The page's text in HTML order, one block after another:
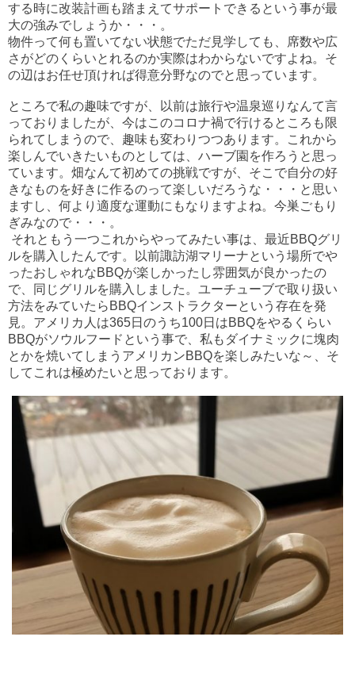
する時に改装計画も踏まえてサポートできるという事が最
大の強みでしょうか・・・。
物件って何も置いてない状態でただ見学しても、席数や広
さがどのくらいとれるのか実際はわからないですよね。そ
の辺はお任せ頂ければ得意分野なのでと思っています。
ところで私の趣味ですが、以前は旅行や温泉巡りなんて言
っておりましたが、今はこのコロナ禍で行けるところも限
られてしまうので、趣味も変わりつつあります。これから
楽しんでいきたいものとしては、ハーブ園を作ろうと思っ
ています。畑なんて初めての挑戦ですが、そこで自分の好
きなものを好きに作るのって楽しいだろうな・・・と思い
ますし、何より適度な運動にもなりますよね。 今巣ごもり
ぎみなので・・・。
それともう一つこれからやってみたい事は、最近BBQグリ
ルを購入したんです。以前諏訪湖マリーナという場所でや
ったおしゃれなBBQが楽しかったし雰囲気が良かったの
で、同じグリルを購入しました。ユーチューブで取り扱い
方法をみていたらBBQインストラクターという存在を発
見。アメリカ人は365日のうち100日はBBQをやるくらい
BBQがソウルフードという事で、私もダイナミックに塊肉
とかを焼いてしまうアメリカンBBQを楽しみたいな～、そ
してこれは極めたいと思っております。